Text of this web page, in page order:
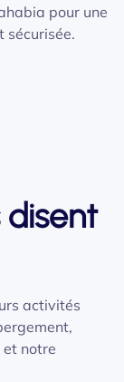
pour une
sécurisée.
disent
activités
notre